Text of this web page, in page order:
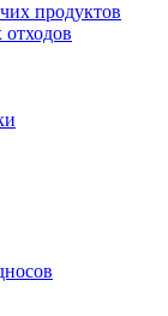
продуктов